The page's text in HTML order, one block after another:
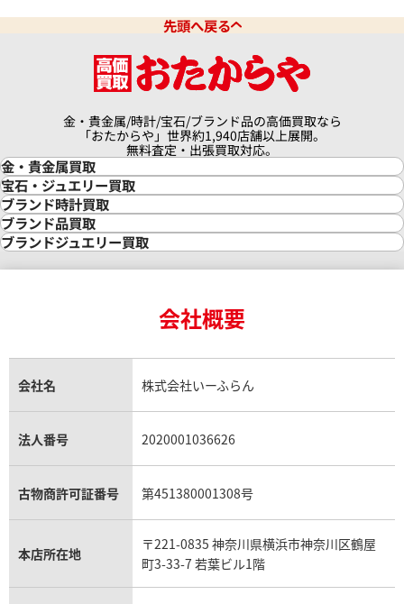
先頭へ戻る
金・貴金属/時計/宝石/ブランド品の高価買取なら
「おたからや」世界約1,940店舗以上展開。
無料査定・出張買取対応。
金・貴金属買取
金買取
金の相場価格情報
金の参考買取価格一覧
インゴット買取
インゴットの相場価格情報
24金買取
金貨買取
貴金属買取
銀・シルバー買取
パラジウム買取
宝石・ジュエリー買取
宝石・ジュエリー買取
ダイヤモンド買取
ダイヤモンド・宝石の参考価格一覧
リング・結婚指輪買取
エメラルド買取
トパーズ買取
タンザナイト買取
キャッツアイ買取
アクアマリン買取
ブランド時計買取
時計買取
ロレックス買取
ロレックス デイトナ買取
ロレックス サブマリーナー買取
ロレックス エクスプローラー買取
ロレックス デイトジャスト買取
パテック フィリップノーチラス買取
ヴァシュロン・コンスタンタン買取
オメガ買取
カルティエ買取
フランク ミュラー買取
リシャール・ミル買取
ブランド品買取
ブランド買取
シャネル マトラッセ買取
セリーヌ買取
プラダ買取
ブランドジュエリー買取
ヴァンクリーフ＆アーペル買取
ショーメ買取
ダミアーニ買取
モーブッサン買取
会社概要
会社名 株式会社いーふらん
法人番号 2020001036626
古物商許可証番号 第451380001308号
本店所在地
〒221-0835 神奈川県横浜市神奈川区鶴屋
町3-33-7 若葉ビル1階